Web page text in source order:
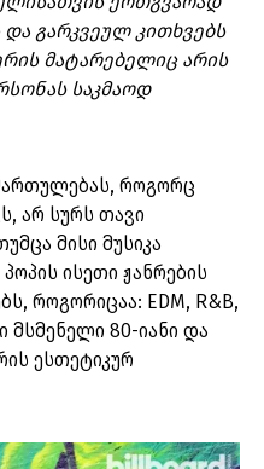
გარკვეულ კითხვებს
მატარებელიც არის
საკმაოდ
როგორც
არ სურს თავი
მისი მუსიკა
ისეთი ჟანრების
როგორიცაა: EDM, R&B,
მსმენელი 80-იანი და
ესთეტიკურ